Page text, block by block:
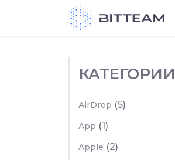
КАТЕГОРИИ
AirDrop (5)
App (1)
Apple (2)